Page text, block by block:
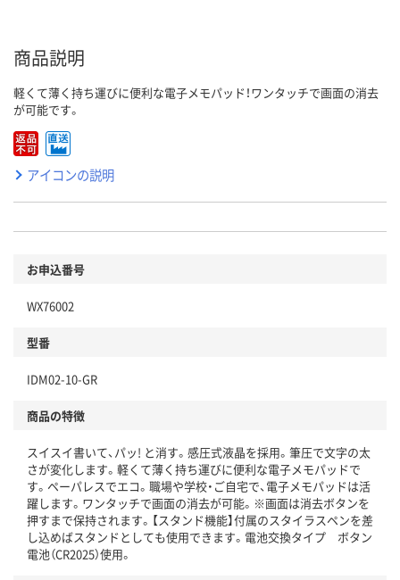
商品説明
軽くて薄く持ち運びに便利な電子メモパッド！ワンタッチで画面の消去
が可能です。
アイコンの説明
お申込番号
WX76002
型番
IDM02-10-GR
商品の特徴
スイスイ書いて、パッ! と消す。感圧式液晶を採用。筆圧で文字の太
さが変化します。軽くて薄く持ち運びに便利な電子メモパッドで
す。ペーパレスでエコ。職場や学校・ご自宅で、電子メモパッドは活
躍します。ワンタッチで画面の消去が可能。※画面は消去ボタンを
押すまで保持されます。【スタンド機能】付属のスタイラスペンを差
し込めばスタンドとしても使用できます。電池交換タイプ ボタン
電池（CR2025）使用。